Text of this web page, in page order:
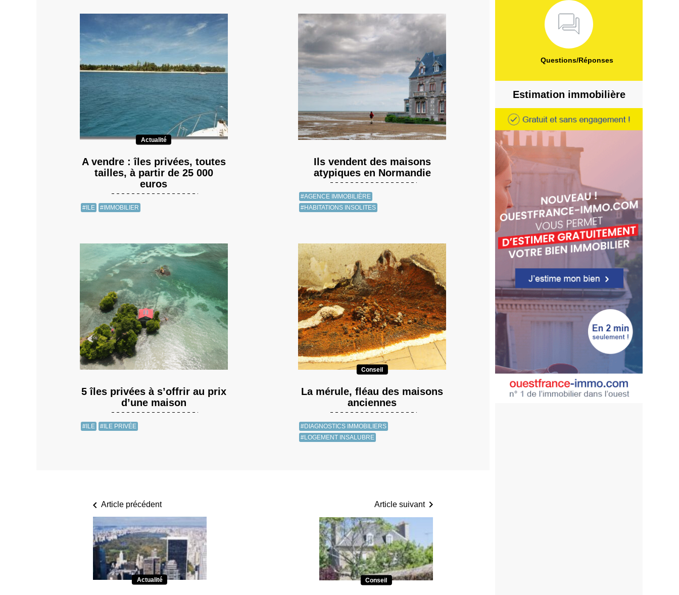
Actualité
A vendre : îles privées, toutes
tailles, à partir de 25 000
euros
#ILE #IMMOBILIER
Ils vendent des maisons
atypiques en Normandie
#AGENCE IMMOBILIÈRE
#HABITATIONS INSOLITES
5 îles privées à s’offrir au prix
d’une maison
#ILE #ILE PRIVÉE
Conseil
La mérule, fléau des maisons
anciennes
#DIAGNOSTICS IMMOBILIERS
#LOGEMENT INSALUBRE
Article précédent
Actualité
Article suivant
Conseil
Questions/Réponses
Estimation immobilière